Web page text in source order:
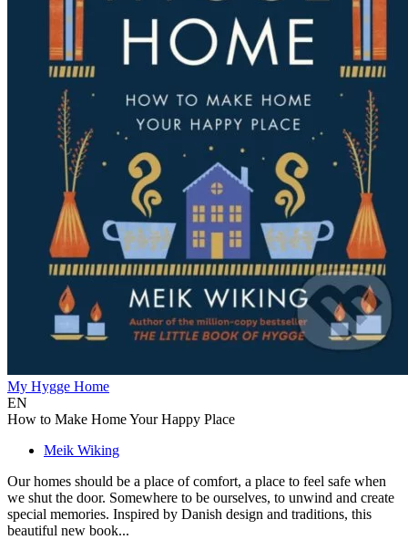
My Hygge Home
EN
How to Make Home Your Happy Place
Meik Wiking
Our homes should be a place of comfort, a place to feel safe when
we shut the door. Somewhere to be ourselves, to unwind and create
special memories. Inspired by Danish design and traditions, this
beautiful new book...